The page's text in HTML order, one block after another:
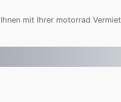
mit Ihrer motorrad